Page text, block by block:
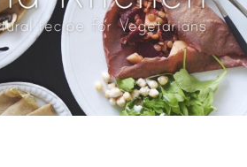
う
お
つ
ま
み
「ゴ
ル